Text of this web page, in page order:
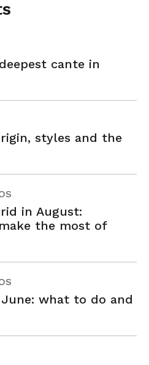
cante in
styles and the
in August:
the most of
what to do and